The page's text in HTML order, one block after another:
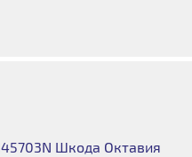
Шкода Октавия